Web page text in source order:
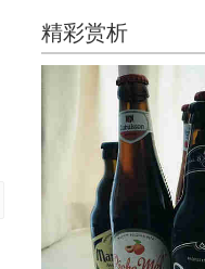
精彩赏析